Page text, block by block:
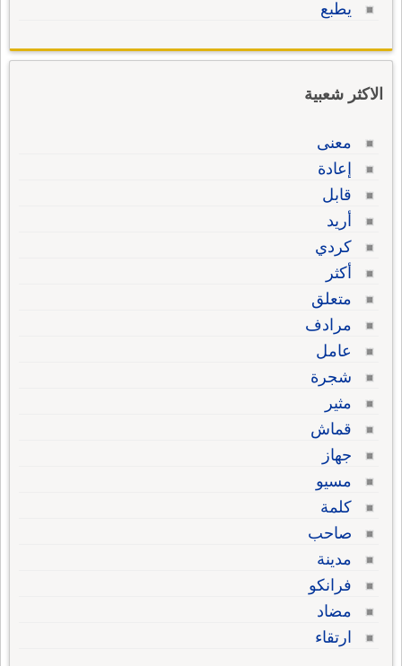
يطبع
الاكثر شعبية
معنى
إعادة
قابل
أريد
كردي
أكثر
متعلق
مرادف
عامل
شجرة
مثير
قماش
جهاز
مسيو
كلمة
صاحب
مدينة
فرانكو
مضاد
ارتقاء